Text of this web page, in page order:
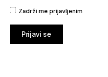
Zadrži me prijavljenim
Prijavi se